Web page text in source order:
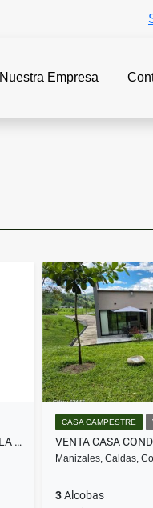
Nuestra Empresa
VENTA CASA 4 ALCOBAS LA CAROLA MANIZALES
CASA CAMPESTRE
Manizales, Caldas,
3Alcobas